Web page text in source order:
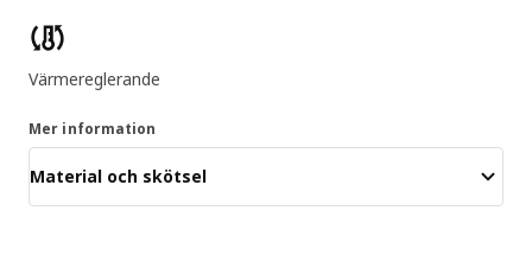
Värmereglerande
Mer information
Material och skötsel